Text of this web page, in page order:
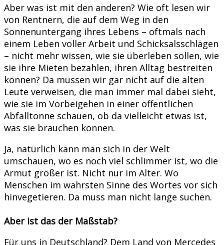
Aber was ist mit den anderen? Wie oft lesen wir
von Rentnern, die auf dem Weg in den
Sonnenuntergang ihres Lebens – oftmals nach
einem Leben voller Arbeit und Schicksalsschlägen
– nicht mehr wissen, wie sie überleben sollen, wie
sie ihre Mieten bezahlen, ihren Alltag bestreiten
können? Da müssen wir gar nicht auf die alten
Leute verweisen, die man immer mal dabei sieht,
wie sie im Vorbeigehen in einer öffentlichen
Abfalltonne schauen, ob da vielleicht etwas ist,
was sie brauchen können.
Ja, natürlich kann man sich in der Welt
umschauen, wo es noch viel schlimmer ist, wo die
Armut größer ist. Nicht nur im Alter. Wo
Menschen im wahrsten Sinne des Wortes vor sich
hinvegetieren. Da muss man nicht lange suchen.
Aber ist das der Maßstab?
Für uns in Deutschland? Dem Land von Mercedes